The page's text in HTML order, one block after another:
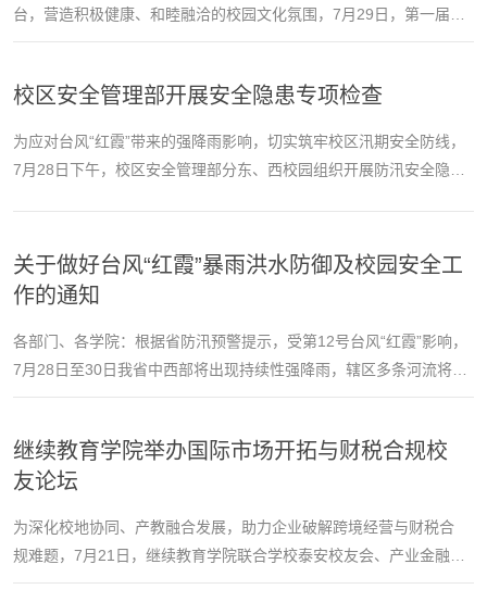
台，营造积极健康、和睦融洽的校园文化氛围，7月29日，第一届禾
康“健康杯”掼蛋友谊赛第一赛程在山东科技大学泰安校区举行。离退
开幕式并先后致辞。韩子玉致辞比赛现场获奖选手合影本次掼蛋友
校区安全管理部开展安全隐患专项检查
为应对台风“红霞”带来的强降雨影响，切实筑牢校区汛期安全防线，
7月28日下午，校区安全管理部分东、西校园组织开展防汛安全隐患
查，对发现的问题隐患逐一现场落实整改，及时消除安全风险，全
力防范暴雨洪涝带来的各类安全隐患。（安全管理部供稿）
关于做好台风“红霞”暴雨洪水防御及校园安全工
作的通知
各部门、各学院：根据省防汛预警提示，受第12号台风“红霞”影响，
7月28日至30日我省中西部将出现持续性强降雨，辖区多条河流将明
显涨水，中小河流存在超警洪水风险，防汛防台风形势严峻复杂。
做好防范应对工作。为切实筑牢校园安全防线，结合我校留校师生
学习科研、东西校区基建施工、东校区梳洗河穿校而过的实际情
继续教育学院举办国际市场开拓与财税合规校
友论坛
为深化校地协同、产教融合发展，助力企业破解跨境经营与财税合
规难题，7月21日，继续教育学院联合学校泰安校友会、产业金融校
友会，成功举办国际市场开拓与财税合规专题校友论坛。泰安校区